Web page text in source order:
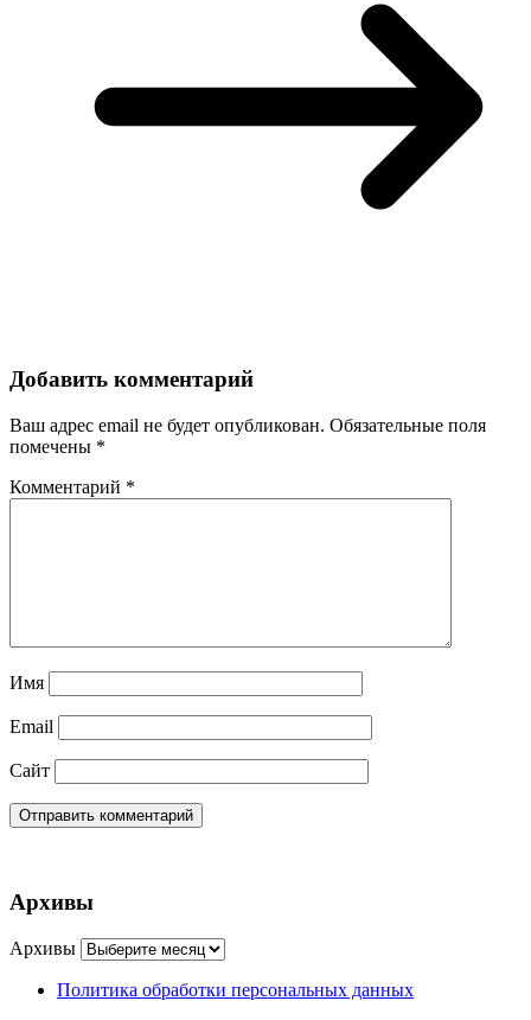
Добавить комментарий
Ваш адрес email не будет опубликован. Обязательные поля
помечены *
Комментарий *
Имя
Email
Сайт
Архивы
Архивы
Политика обработки персональных данных